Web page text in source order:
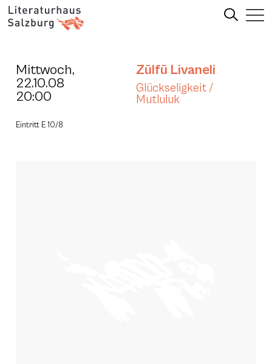
Mittwoch,
22.10.08
20:00
Zülfü Livaneli
Glückseligkeit /
Mutluluk
Eintritt E 10/8